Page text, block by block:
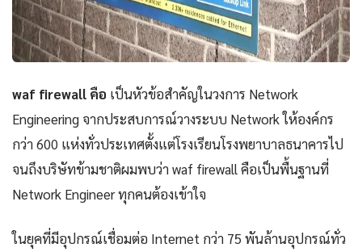
waf firewall คือ เป็นหัวข้อสำคัญในวงการ Network
Engineering จากประสบการณ์วางระบบ Network ให้องค์กร
กว่า 600 แห่งทั่วประเทศตั้งแต่โรงเรียนโรงพยาบาลธนาคารไป
จนถึงบริษัทข้ามชาติผมพบว่า waf firewall คือเป็นพื้นฐานที่
Network Engineer ทุกคนต้องเข้าใจ
ในยุคที่มีอุปกรณ์เชื่อมต่อ Internet กว่า 75 พันล้านอุปกรณ์ทั่ว